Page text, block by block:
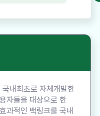
내최초로 자체개발한
자들을 대상으로 한
과적인 백링크를 국내